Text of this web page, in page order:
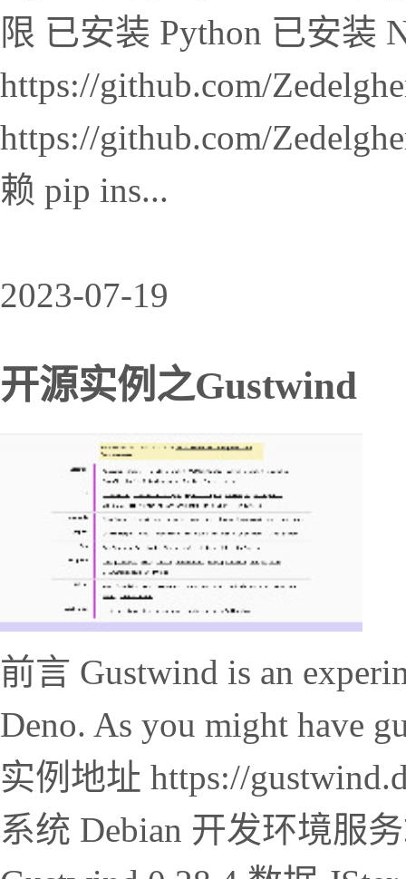
限 已安装 Python 已安装
https://github.com/
https://github.com/
赖 pip ins...
2023-07-19
开源实例之Gustwind
前言 Gustwind is an
Deno. As you might have
实例地址 https://
系统 Debian 开发环境服